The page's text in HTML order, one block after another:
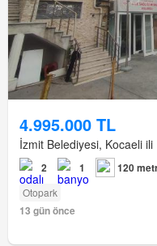
4.995.000 TL
İzmit Belediyesi, Kocaeli ili
2 1 120
Otopark
13 gün önce